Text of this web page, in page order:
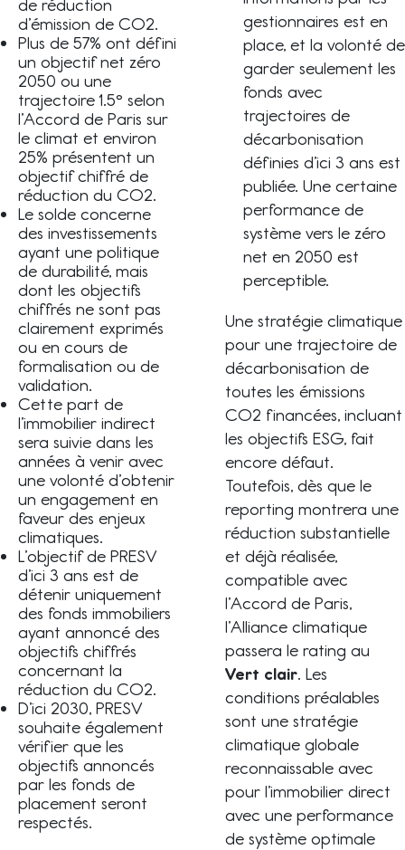
de réduction
d’émission de CO2.
Plus de 57% ont défini
un objectif net zéro
2050 ou une
trajectoire 1.5° selon
l’Accord de Paris sur
le climat et environ
25% présentent un
objectif chiffré de
réduction du CO2.
Le solde concerne
des investissements
ayant une politique
de durabilité, mais
dont les objectifs
chiffrés ne sont pas
clairement exprimés
ou en cours de
formalisation ou de
validation.
Cette part de
l’immobilier indirect
sera suivie dans les
années à venir avec
une volonté d’obtenir
un engagement en
faveur des enjeux
climatiques.
L’objectif de PRESV
d’ici 3 ans est de
détenir uniquement
des fonds immobiliers
ayant annoncé des
objectifs chiffrés
concernant la
réduction du CO2.
D’ici 2030, PRESV
souhaite également
vérifier que les
objectifs annoncés
par les fonds de
placement seront
respectés.
gestionnaires est en
place, et la volonté de
garder seulement les
fonds avec
trajectoires de
décarbonisation
définies d’ici 3 ans est
publiée. Une certaine
performance de
système vers le zéro
net en 2050 est
perceptible.
Une stratégie climatique
pour une trajectoire de
décarbonisation de
toutes les émissions
CO2 financées, incluant
les objectifs ESG, fait
encore défaut.
Toutefois, dès que le
reporting montrera une
réduction substantielle
et déjà réalisée,
compatible avec
l’Accord de Paris,
l’Alliance climatique
passera le rating au
Vert clair. Les
conditions préalables
sont une stratégie
climatique globale
reconnaissable avec
pour l’immobilier direct
avec une performance
de système optimale